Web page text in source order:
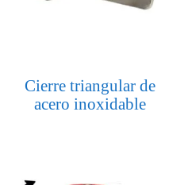
Cierre triangular de
acero inoxidable